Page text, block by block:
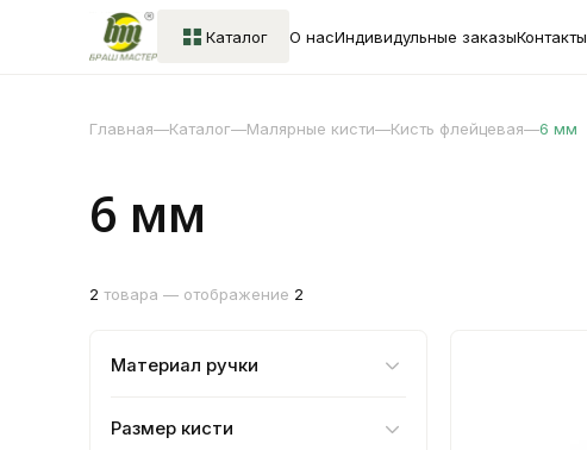
Каталог О насИндивидульные заказыКонтакты
Главная—Каталог—Mалярные кисти—Кисть флейцевая—6 мм
6 мм
2 товара — отображение 2
Материал ручки
Размер кисти